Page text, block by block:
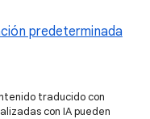
predeterminada
traducido con
con IA pueden